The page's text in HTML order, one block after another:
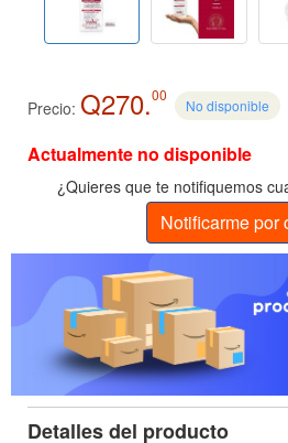
Precio: Q270.00
No disponible
Actualmente no disponible
¿Quieres que te notifiquemos
Notificarme por
Detalles del producto